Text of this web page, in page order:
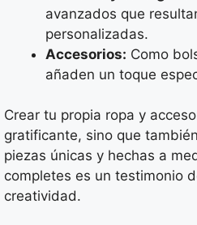
avanzados que
personalizadas.
Accesorios: Como
añaden un toque
Crear tu propia ropa y
gratificante, sino que
piezas únicas y hechas a
completes es un testimonio
creatividad.